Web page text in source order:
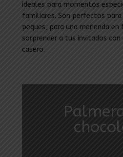
ideales para momentos
familiares. Son perfectos
peques, para una merienda
sorprender a tus invitados
casero.